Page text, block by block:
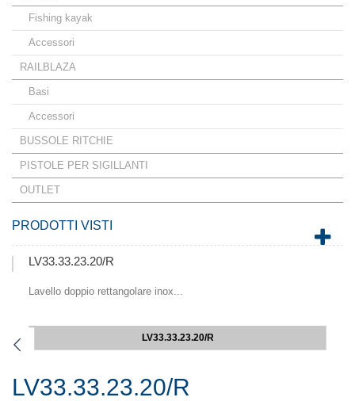
Fishing kayak
Accessori
RAILBLAZA
Basi
Accessori
BUSSOLE RITCHIE
PISTOLE PER SIGILLANTI
OUTLET
PRODOTTI VISTI
LV33.33.23.20/R
Lavello doppio rettangolare inox...
LV33.33.23.20/R
LV33.33.23.20/R